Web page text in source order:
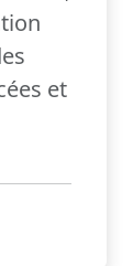
et